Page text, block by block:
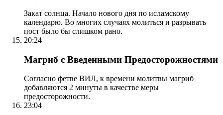
Закат солнца. Начало нового дня по исламскому
календарю. Во многих случаях молиться и разрывать
пост было бы слишком рано.
20:24
Магриб с Введенными Предосторожностями
Согласно фетве ВИЛ, к времени молитвы магриб
добавляются 2 минуты в качестве меры
предосторожности.
23:04